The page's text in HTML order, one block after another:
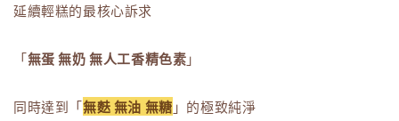
延續輕糕的最核心訴求
「無蛋 無奶 無人工香精色素」
同時達到「無麩 無油 無糖 」的極致純淨